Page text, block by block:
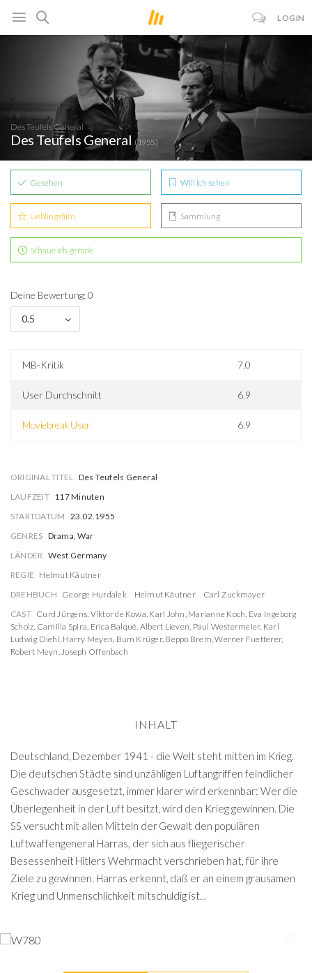
LOGIN
Des Teufels General
Des Teufels General (1955)
Gesehen Will ich sehen
Lieblingsfilm Sammlung
Schaue ich gerade
Deine Bewertung: 0
0.5
MB-Kritik 7.0
User Durchschnitt 6.9
Moviebreak User 6.9
ORIGINAL TITEL Des Teufels General
LAUFZEIT 117 Minuten
STARTDATUM 23.02.1955
GENRES Drama, War
LÄNDER West Germany
REGIE Helmut Käutner
DREHBUCH George Hurdalek Helmut Käutner
Carl Zuckmayer
CAST Curd Jürgens, Viktor de Kowa, Karl John, Marianne Koch, Eva Ingeborg
Scholz, Camilla Spira, Erica Balqué, Albert Lieven, Paul Westermeier, Karl
Ludwig Diehl, Harry Meyen, Bum Krüger, Beppo Brem,Werner Fuetterer,
Robert Meyn,Joseph Offenbach
INHALT
Deutschland, Dezember 1941 - die Welt steht mitten im Krieg.
Die deutschen Städte sind unzähligen Luftangriffen feindlicher
Geschwader ausgesetzt, immer klarer wird erkennbar: Wer die
Überlegenheit in der Luft besitzt, wird den Krieg gewinnen. Die
SS versucht mit allen Mitteln der Gewalt den populären
Luftwaffengeneral Harras, der sich aus fliegerischer
Besessenheit Hitlers Wehrmacht verschrieben hat, für ihre
Ziele zu gewinnen. Harras erkennt, daß er an einem grausamen
Krieg und Unmenschlichkeit mitschuldig ist...